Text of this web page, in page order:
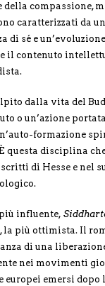
della compassione,
caratterizzati da
di sé e
il contenuto
dalla vita del
o un’azione
formazione
questa disciplina
di Hesse e nel
influente,
la più ottimista. Il
di una
nei movimenti
europei emersi dopo